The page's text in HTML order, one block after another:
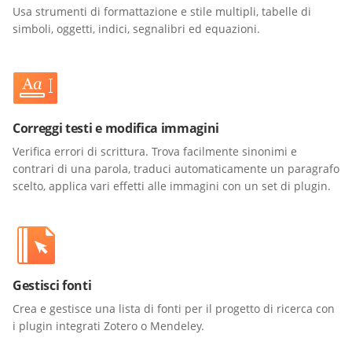
Usa strumenti di formattazione e stile multipli, tabelle di
simboli, oggetti, indici, segnalibri ed equazioni.
Correggi testi e modifica immagini
Verifica errori di scrittura. Trova facilmente sinonimi e
contrari di una parola, traduci automaticamente un paragrafo
scelto, applica vari effetti alle immagini con un set di plugin.
Gestisci fonti
Crea e gestisce una lista di fonti per il progetto di ricerca con
i plugin integrati Zotero o Mendeley.